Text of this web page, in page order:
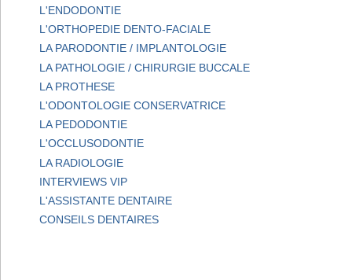
L'ENDODONTIE
L'ORTHOPEDIE DENTO-FACIALE
LA PARODONTIE / IMPLANTOLOGIE
LA PATHOLOGIE / CHIRURGIE BUCCALE
LA PROTHESE
L'ODONTOLOGIE CONSERVATRICE
LA PEDODONTIE
L'OCCLUSODONTIE
LA RADIOLOGIE
INTERVIEWS VIP
L'ASSISTANTE DENTAIRE
CONSEILS DENTAIRES